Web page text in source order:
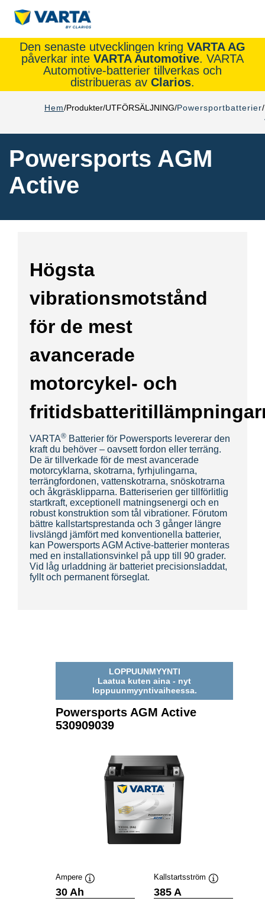
Den senaste utvecklingen kring VARTA AG
påverkar inte VARTA Automotive. VARTA
Automotive-batterier tillverkas och
distribueras av Clarios.
Hem Produkter UTFÖRSÄLJNING Powersportbatterier
Powersports AGM
Active
Högsta
vibrationsmotstånd
för de mest
avancerade
motorcykel- och
VARTA® Batterier för Powersports levererar den
kraft du behöver – oavsett fordon eller terräng.
De är tillverkade för de mest avancerade
motorcyklarna, skotrarna, fyrhjulingarna,
terrängfordonen, vattenskotrarna, snöskotrarna
och åkgräsklipparna. Batteriserien ger tillförlitlig
startkraft, exceptionell matningsenergi och en
robust konstruktion som tål vibrationer. Förutom
bättre kallstartsprestanda och 3 gånger längre
livslängd jämfört med konventionella batterier,
kan Powersports AGM Active-batterier monteras
med en installationsvinkel på upp till 90 grader.
Vid låg urladdning är batteriet precisionsladdat,
fyllt och permanent förseglat.
LOPPUUNMYYNTI
Laatua kuten aina - nyt
loppuunmyyntivaiheessa.
Powersports AGM Active
530909039
Ampere
30 Ah
Kallstartsström
385 A